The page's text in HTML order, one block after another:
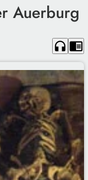
Auerburg
headphones chrome_reader_mode